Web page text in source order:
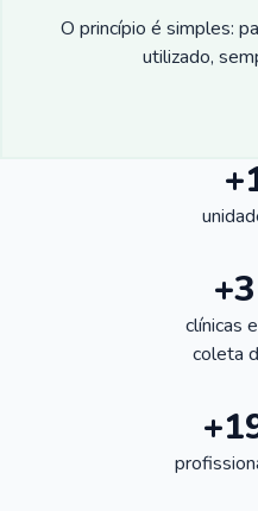
O princípio é simples:
utilizado,
clínicas
coleta